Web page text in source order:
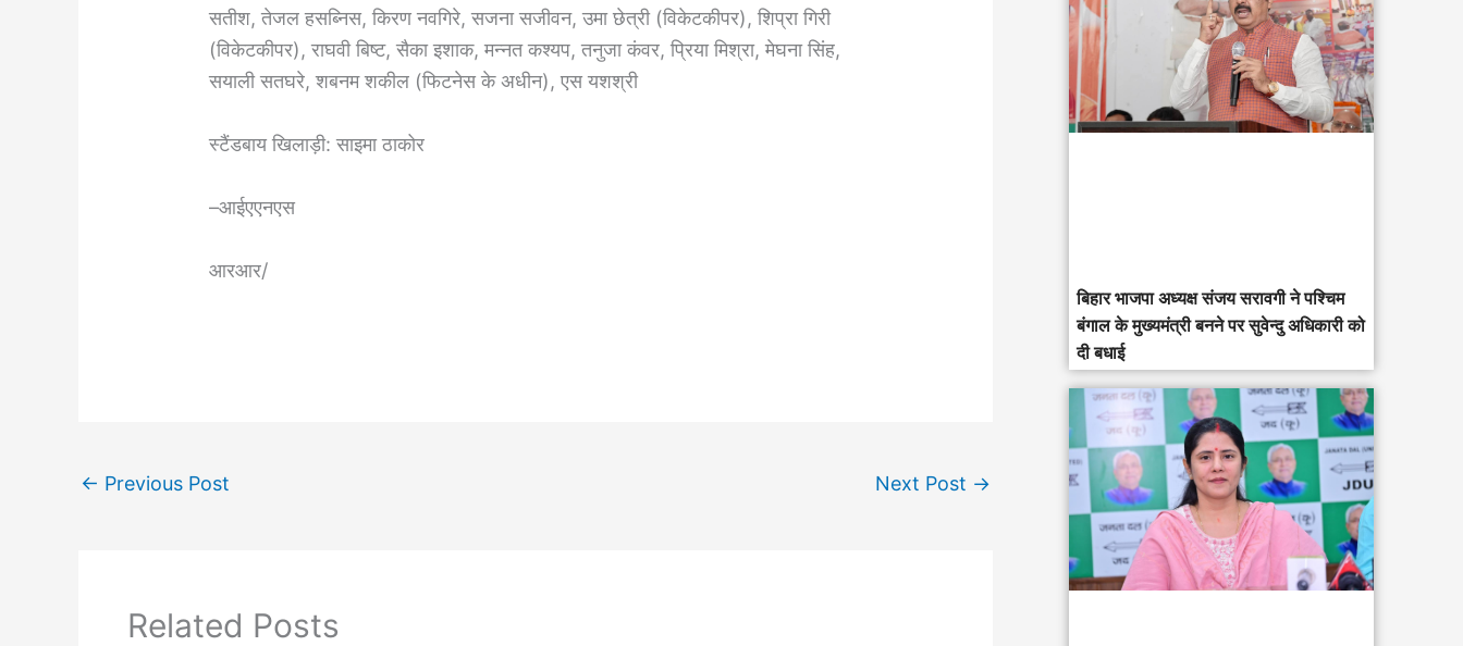
सतीश, तेजल हसब्निस, किरण नवगिरे, सजना सजीवन, उमा छेत्री (विकेटकीपर), शिप्रा गिरी
(विकेटकीपर), राघवी बिष्ट, सैका इशाक, मन्नत कश्यप, तनुजा कंवर, प्रिया मिश्रा, मेघना सिंह,
सयाली सतघरे, शबनम शकील (फिटनेस के अधीन), एस यशश्री
स्टैंडबाय खिलाड़ी: साइमा ठाकोर
–आईएएनएस
आरआर/
← Previous Post Next Post →
Related Posts
‎बिहार भाजपा अध्यक्ष संजय सरावगी ने पश्चिम
बंगाल के मुख्यमंत्री बनने पर सुवेन्दु अधिकारी को
दी बधाई